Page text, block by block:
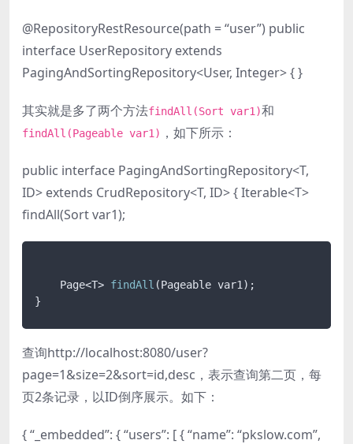
@RepositoryRestResource(path = “user”) public
interface UserRepository extends
PagingAndSortingRepository<User, Integer> { }
其实就是多了两个方法findAll(Sort var1)和
findAll(Pageable var1) ，如下所示：
public interface PagingAndSortingRepository<T,
ID> extends CrudRepository<T, ID> { Iterable<T>
findAll(Sort var1);
    Page<T>
findAll (Pageable var1);
}
查询http://localhost:8080/user?
page=1&size=2&sort=id,desc，表示查询第二页，每
页2条记录，以ID倒序展示。如下：
{ “_embedded”: { “users”: [ { “name”: “pkslow.com”,